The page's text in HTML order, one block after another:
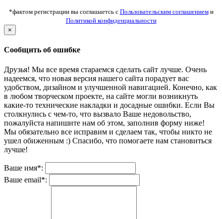
*фактом регистрации вы соглашаетсь с Пользовательским соглашениеми
Политикой конфиденциальности
×
Сообщить об ошибке
Друзья! Мы все время стараемся сделать сайт лучше. Очень
надеемся, что новая версия нашего сайта порадует вас
удобством, дизайном и улучшенной навигацией. Конечно, как
в любом творческом проекте, на сайте могли возникнуть
какие-то технические накладки и досадные ошибки. Если Вы
столкнулись с чем-то, что вызвало Ваше недовольство,
пожалуйста напишите нам об этом, заполнив форму ниже!
Мы обязательно все исправим и сделаем так, чтобы никто не
ушел обиженным :) Спасибо, что помогаете нам становиться
лучше!
Ваше имя*:
Ваше email*: